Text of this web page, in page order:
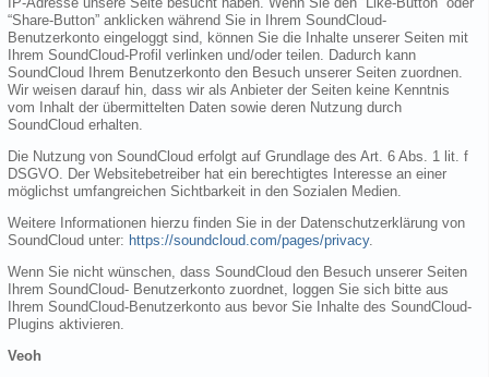
“Share-Button” anklicken während Sie in Ihrem SoundCloud-
Benutzerkonto eingeloggt sind, können Sie die Inhalte unserer Seiten mit
Ihrem SoundCloud-Profil verlinken und/oder teilen. Dadurch kann
SoundCloud Ihrem Benutzerkonto den Besuch unserer Seiten zuordnen.
Wir weisen darauf hin, dass wir als Anbieter der Seiten keine Kenntnis
vom Inhalt der übermittelten Daten sowie deren Nutzung durch
SoundCloud erhalten.
Die Nutzung von SoundCloud erfolgt auf Grundlage des Art. 6 Abs. 1 lit. f
DSGVO. Der Websitebetreiber hat ein berechtigtes Interesse an einer
möglichst umfangreichen Sichtbarkeit in den Sozialen Medien.
Weitere Informationen hierzu finden Sie in der Datenschutzerklärung von
SoundCloud unter: https://soundcloud.com/pages/privacy.
Wenn Sie nicht wünschen, dass SoundCloud den Besuch unserer Seiten
Ihrem SoundCloud- Benutzerkonto zuordnet, loggen Sie sich bitte aus
Ihrem SoundCloud-Benutzerkonto aus bevor Sie Inhalte des SoundCloud-
Plugins aktivieren.
Veoh